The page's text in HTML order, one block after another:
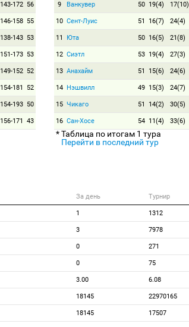
143-172 56
146-158 55
138-143 53
151-173 53
149-152 52
154-181 52
154-193 50
156-171 43
9 Ванкувер 50 19(4) 17(10)
10 Сент-Луис 51 16(7) 24(4)
11 Юта 50 16(5) 21(8)
12 Сиэтл 53 19(4) 27(3)
13 Анахайм 51 15(6) 24(6)
14 Нэшвилл 49 15(3) 24(7)
15 Чикаго 51 14(2) 30(5)
16 Сан-Хосе 54 11(4) 33(6)
* Таблица по итогам 1 тура
Перейти в последний тур
За день Турнир
1 1312
3 7978
0 271
0 75
3.00 6.08
18145 22970165
18145 17507